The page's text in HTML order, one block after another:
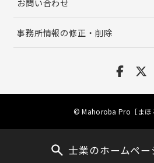
お問い合わせ
事務所情報の修正・削除
© Mahoroba Pro［まほ